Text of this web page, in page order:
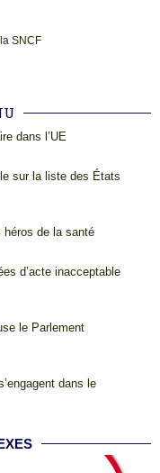
SNCF
dans l’UE
sur la liste des États
héros de la santé
d’acte inacceptable
le Parlement
dans le